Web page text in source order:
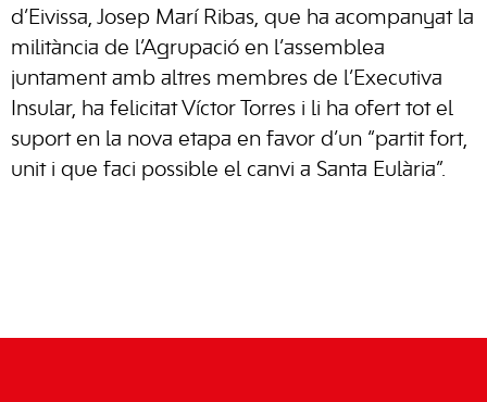
d’Eivissa, Josep Marí Ribas, que ha acompanyat la
militància de l’Agrupació en l’assemblea
juntament amb altres membres de l’Executiva
Insular, ha felicitat Víctor Torres i li ha ofert tot el
suport en la nova etapa en favor d’un “partit fort,
unit i que faci possible el canvi a Santa Eulària”.